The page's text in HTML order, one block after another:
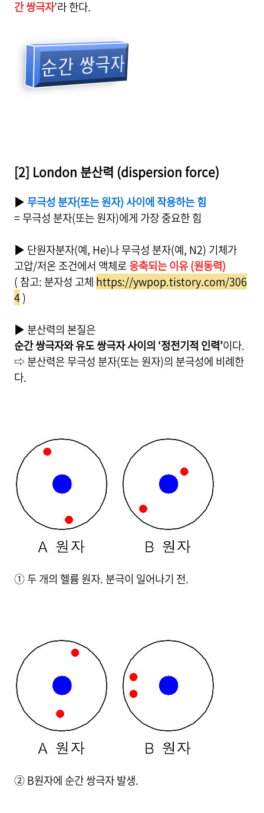
간 쌍극자’라 한다.
[2] London 분산력 (dispersion force)
▶ 무극성 분자(또는 원자) 사이에 작용하는 힘
= 무극성 분자(또는 원자)에게 가장 중요한 힘
▶ 단원자분자(예, He)나 무극성 분자(예, N2) 기체가
고압/저온 조건에서 액체로응축되는 이유 (원동력)
( 참고: 분자성 고체 https://ywpop.tistory.com/306
4)
▶ 분산력의 본질은
순간 쌍극자와 유도 쌍극자 사이의 ‘정전기적 인력’이다.
⇨ 분산력은 무극성 분자(또는 원자)의 분극성에 비례한
다.
① 두 개의 헬륨 원자. 분극이 일어나기 전.
② B원자에 순간 쌍극자 발생.